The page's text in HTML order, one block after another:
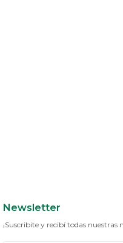
Newsletter
¡Suscribite y recibí todas nuestras